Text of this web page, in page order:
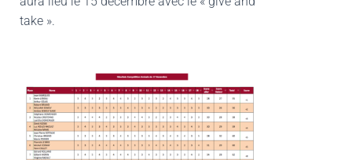
take ».